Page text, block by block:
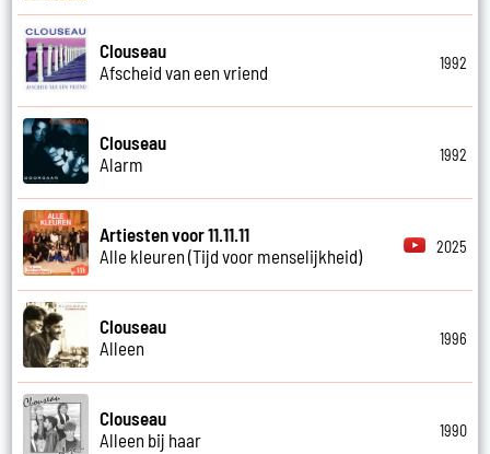
Clouseau
Afscheid van een vriend
1992
Clouseau
Alarm
1992
Artiesten voor 11.11.11
Alle kleuren (Tijd voor menselijkheid)
2025
Clouseau
Alleen
1996
Clouseau
Alleen bij haar
1990